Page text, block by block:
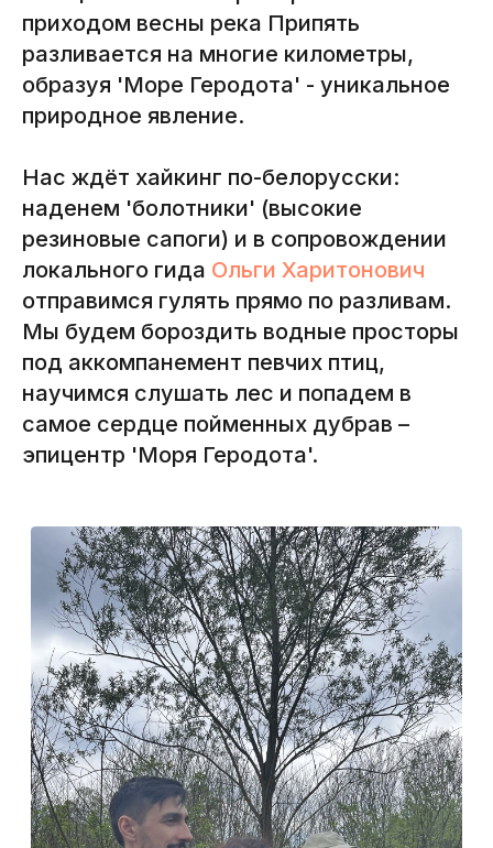
приходом весны река Припять
разливается на многие километры,
образуя 'Море Геродота' - уникальное
природное явление.
Нас ждёт хайкинг по-белорусски:
наденем 'болотники' (высокие
резиновые сапоги) и в сопровождении
локального гида Ольги Харитонович
отправимся гулять прямо по разливам.
Мы будем бороздить водные просторы
под аккомпанемент певчих птиц,
научимся слушать лес и попадем в
самое сердце пойменных дубрав –
эпицентр 'Моря Геродота'.